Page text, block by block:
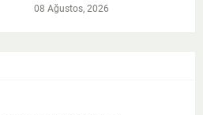
08 Ağustos, 2026